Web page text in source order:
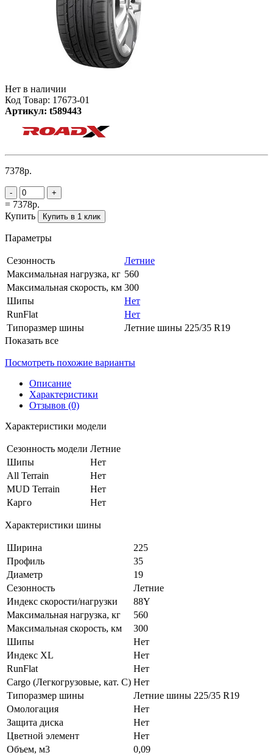
Нет в наличии
Код Товар: 17673-01
Артикул: t589443
7378р.
- +
= 7378р.
Купить
Купить в 1 клик
Параметры
Сезонность
Летние
Максимальная нагрузка, кг 560
Максимальная скорость, км 300
Шипы
Нет
RunFlat
Нет
Типоразмер шины
Летние шины 225/35 R19
Показать все
Посмотреть похожие варианты
Описание
Характеристики
Отзывов (0)
Характеристики модели
Сезонность модели Летние
Шипы
Нет
All Terrain
Нет
MUD Terrain
Нет
Карго
Нет
Характеристики шины
Ширина
225
Профиль
35
Диаметр
19
Сезонность
Летние
Индекс скорости/нагрузки
88Y
Максимальная нагрузка, кг
560
Максимальная скорость, км
300
Шипы
Нет
Индекс XL
Нет
RunFlat
Нет
Cargo (Легкогрузовые, кат. С) Нет
Типоразмер шины
Летние шины 225/35 R19
Омологация
Нет
Защита диска
Нет
Цветной элемент
Нет
Объем, м3
0,09